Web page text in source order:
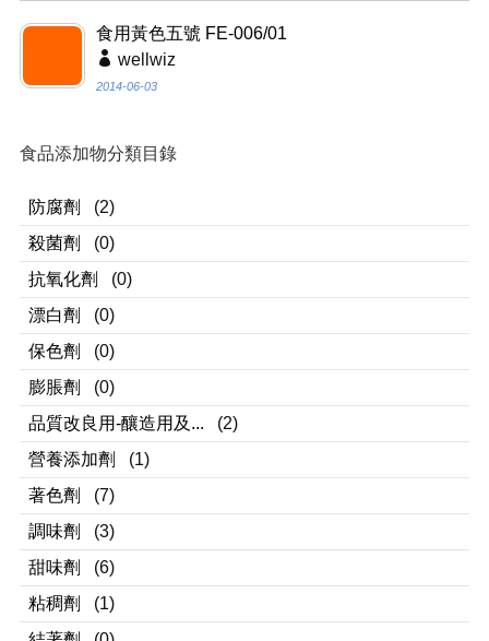
食用黃色五號 FE-006/01
wellwiz
2014-06-03
食品添加物分類目錄
防腐劑
(2)
殺菌劑
(0)
抗氧化劑
(0)
漂白劑
(0)
保色劑
(0)
膨脹劑
(0)
品質改良用-釀造用及...
(2)
營養添加劑
(1)
著色劑
(7)
調味劑
(3)
甜味劑
(6)
粘稠劑
(1)